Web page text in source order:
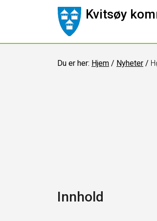
Kvitsøy
Du er her: Hjem / Nyheter /
Innhold